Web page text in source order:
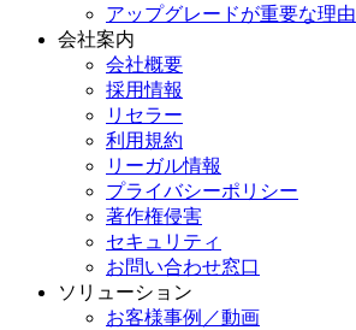
アップグレードが重要な理由
会社案内
会社概要
採用情報
リセラー
利用規約
リーガル情報
プライバシーポリシー
著作権侵害
セキュリティ
お問い合わせ窓口
ソリューション
お客様事例／動画